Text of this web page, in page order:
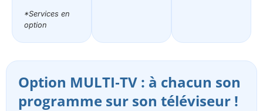
*Services en
option
Option MULTI‑TV : à chacun son
programme sur son téléviseur !